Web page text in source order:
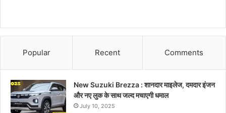
Popular Recent Comments
New Suzuki Brezza : शानदार माइलेज, दमदार इंजन
और नए लुक के साथ जल्द मचाएगी धमाल
July 10, 2025